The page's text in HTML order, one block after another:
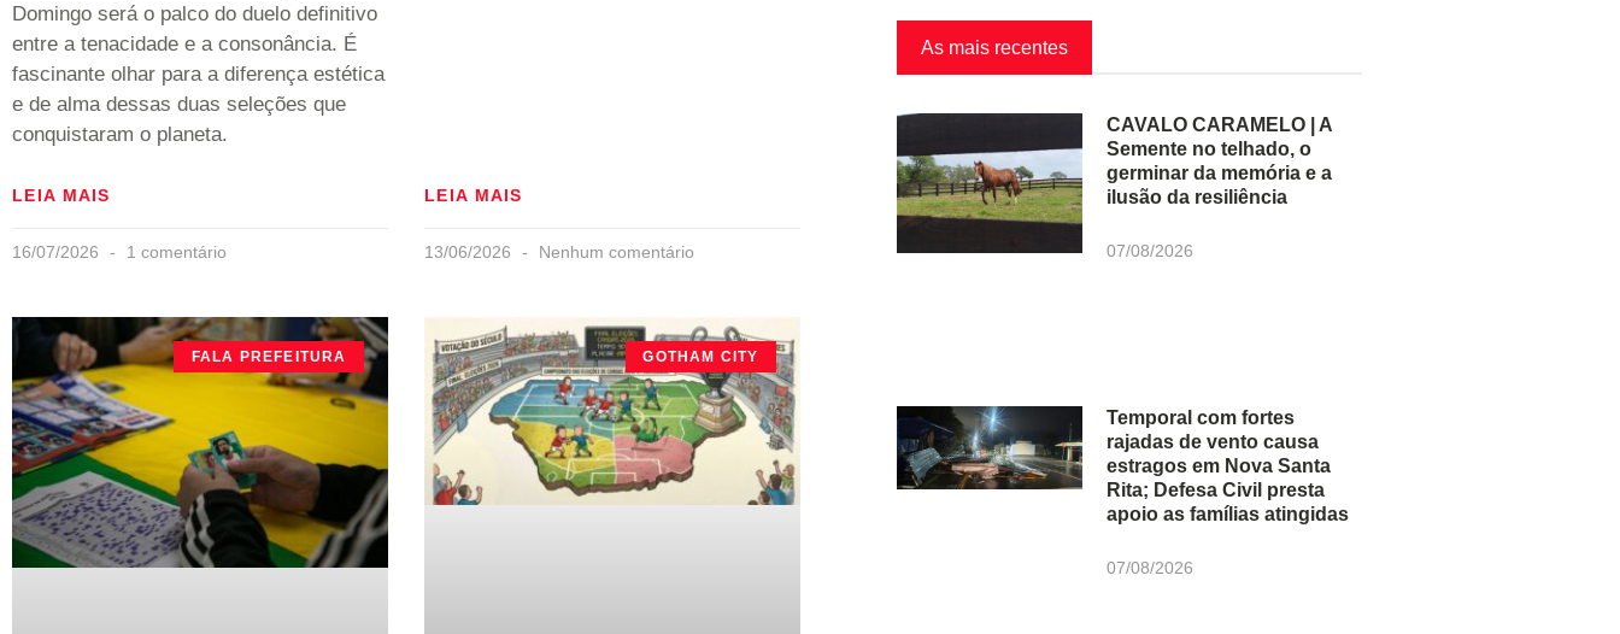
Domingo será o palco do duelo definitivo
entre a tenacidade e a consonância. É
fascinante olhar para a diferença estética
e de alma dessas duas seleções que
conquistaram o planeta.
LEIA MAIS
16/07/2026 1 comentário
LEIA MAIS
13/06/2026 Nenhum comentário
FALA PREFEITURA GOTHAM CITY
As mais recentes
CAVALO CARAMELO | A
Semente no telhado, o
germinar da memória e a
ilusão da resiliência
07/08/2026
Temporal com fortes
rajadas de vento causa
estragos em Nova Santa
Rita; Defesa Civil presta
apoio as famílias atingidas
07/08/2026